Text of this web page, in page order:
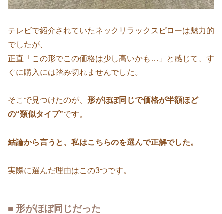
テレビで紹介されていたネックリラックスピローは魅力的
でしたが、
正直「この形でこの価格は少し高いかも…」と感じて、す
ぐに購入には踏み切れませんでした。
そこで見つけたのが、 形がほぼ同じで価格が半額ほど
の“類似タイプ”です。
結論から言うと、私はこちらのを選んで正解でした。
実際に選んだ理由はこの3つです。
■ 形がほぼ同じだった